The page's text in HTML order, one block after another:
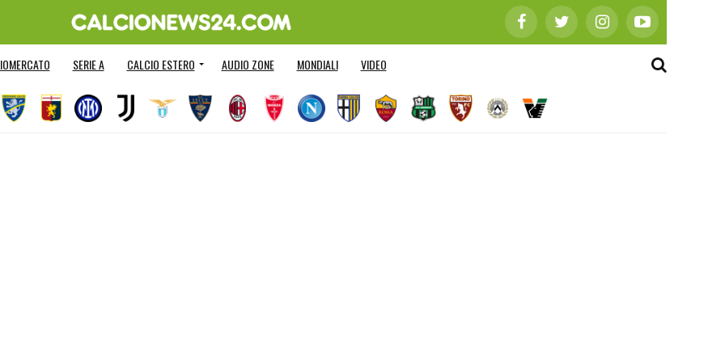
SERIE A CALCIO ESTERO AUDIO ZONE MONDIALI VIDEO